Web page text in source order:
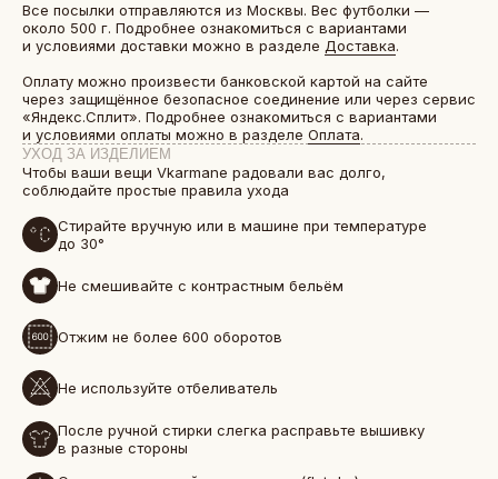
Все посылки отправляются из Москвы. Вес футболки —
около 500 г. Подробнее ознакомиться с вариантами
и условиями доставки можно в разделе Доставка.
Оплату можно произвести банковской картой на сайте
через защищённое безопасное соединение или через сервис
«Яндекс.Сплит». Подробнее ознакомиться с вариантами
и условиями оплаты можно в разделе Оплата.
УХОД ЗА ИЗДЕЛИЕМ
Чтобы ваши вещи Vkarmane радовали вас долго,
соблюдайте простые правила ухода
Стирайте вручную или в машине при температуре
до 30°
Не смешивайте с контрастным бельём
Отжим не более 600 оборотов
Не используйте отбеливатель
После ручной стирки слегка расправьте вышивку
в разные стороны
БОЛЕЕ 50 000 ДРУЗЕЙ VKARMANE ПО ВСЕЙ СТРАНЕ
Истории, которые мы носим «в кармане»